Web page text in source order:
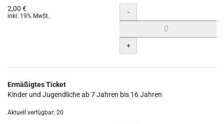
2,00 €
inkl. 19% MwSt. Menge
-
+
Ermäßigtes Ticket
Kinder und Jugendliche ab 7 Jahren bis 16 Jahren
Aktuell verfügbar: 20